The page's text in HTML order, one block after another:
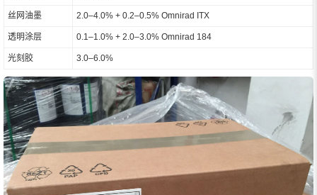
丝网油墨 2.0–4.0% + 0.2–0.5% Omnirad ITX
透明涂层 0.1–1.0% + 2.0–3.0% Omnirad 184
光刻胶 3.0–6.0%